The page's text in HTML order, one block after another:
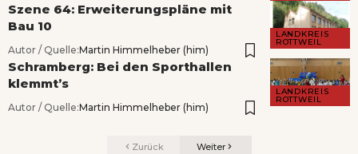
LANDKREIS
ROTTWEIL
Szene 64: Erweiterungspläne mit
Bau 10
Autor / Quelle:Martin Himmelheber (him)
LANDKREIS
ROTTWEIL
Schramberg: Bei den Sporthallen
klemmt’s
Autor / Quelle:Martin Himmelheber (him)
Zurück Weiter